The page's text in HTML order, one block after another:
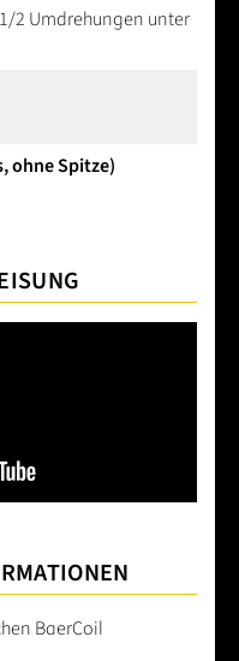
2 Umdrehungen unter
ohne Spitze)
BaerCoil